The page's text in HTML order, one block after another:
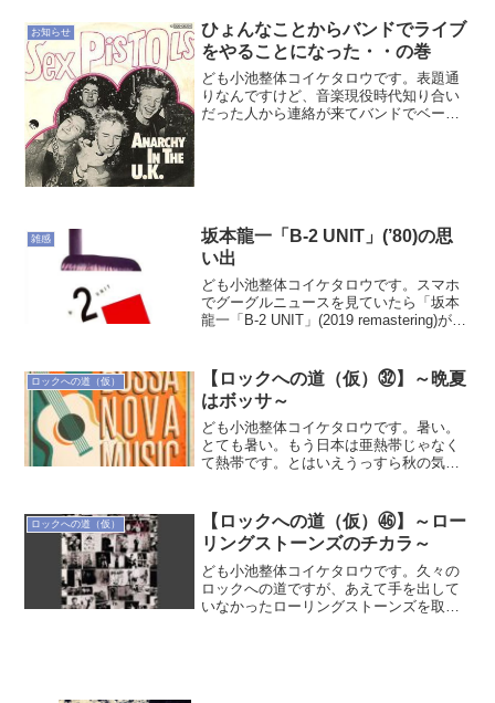
司がいる場でカラオケになったときに言
われたのが「そうよねー...
お知らせ
ひょんなことからバンドでライブ
をやることになった・・の巻
ども小池整体コイケタロウです。表題通
りなんですけど、音楽現役時代知り合い
だった人から連絡が来てバンドでベース
雑感
坂本龍一「B-2 UNIT」(’80)の思
い出
ども小池整体コイケタロウです。スマホ
でグーグルニュースを見ていたら「坂本
龍一「B-2 UNIT」(2019 remastering)が配
（心臓ﾄｸﾄｸ）」というもので・...
ロックへの道（仮）
【ロックへの道（仮）㉜】～晩夏
はボッサ～
ども小池整体コイケタロウです。暑い。
とても暑い。もう日本は亜熱帯じゃなく
て熱帯です。とはいえうっすら秋の気配
く気も出ない晩夏はボサノヴァ流したく
はなります。ベタですが（...
ロックへの道（仮）
【ロックへの道（仮）㊻】～ロー
リングストーンズのチカラ～
ども小池整体コイケタロウです。久々の
ロックへの道ですが、あえて手を出して
いなかったローリングストーンズを取り